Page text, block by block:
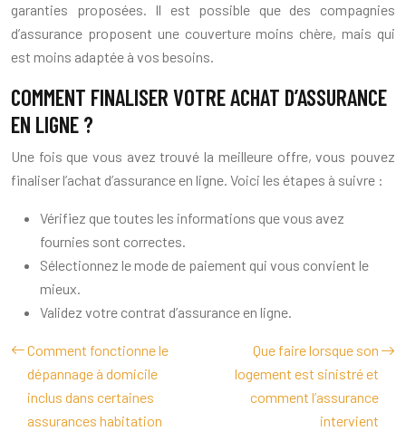
garanties proposées. Il est possible que des compagnies
d’assurance proposent une couverture moins chère, mais qui
est moins adaptée à vos besoins.
COMMENT FINALISER VOTRE ACHAT D’ASSURANCE
EN LIGNE ?
Une fois que vous avez trouvé la meilleure offre, vous pouvez
finaliser l’achat d’assurance en ligne. Voici les étapes à suivre :
Vérifiez que toutes les informations que vous avez
fournies sont correctes.
Sélectionnez le mode de paiement qui vous convient le
mieux.
Validez votre contrat d’assurance en ligne.
Comment fonctionne le
dépannage à domicile
inclus dans certaines
assurances habitation
Que faire lorsque son
logement est sinistré et
comment l’assurance
intervient